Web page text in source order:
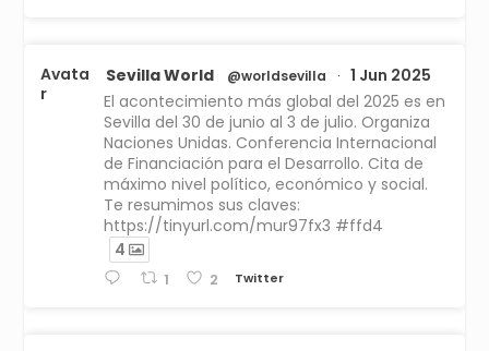
Avata
r
Sevilla World @worldsevilla ·
1 Jun 2025
El acontecimiento más global del 2025 es en
Sevilla del 30 de junio al 3 de julio. Organiza
Naciones Unidas. Conferencia Internacional
de Financiación para el Desarrollo. Cita de
máximo nivel político, económico y social.
Te resumimos sus claves:
https://tinyurl.com/mur97fx3 #ffd4
4
1 2 Twitter